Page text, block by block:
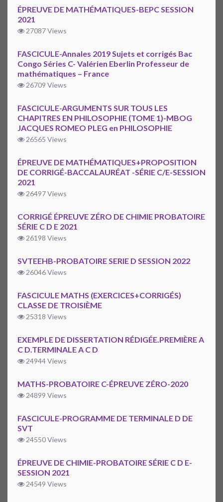
ÉPREUVE DE MATHÉMATIQUES-BEPC SESSION
2021
27087 Views
FASCICULE-Annales 2019 Sujets et corrigés Bac
Congo Séries C- Valérien Eberlin Professeur de
mathématiques – France
26709 Views
FASCICULE-ARGUMENTS SUR TOUS LES
CHAPITRES EN PHILOSOPHIE (TOME 1)-MBOG
JACQUES ROMEO PLEG en PHILOSOPHIE
26565 Views
ÉPREUVE DE MATHÉMATIQUES+PROPOSITION
DE CORRIGÉ-BACCALAURÉAT -SÉRIE C/E-SESSION
2021
26497 Views
CORRIGÉ ÉPREUVE ZÉRO DE CHIMIE PROBATOIRE
SÉRIE C D E 2021
26198 Views
SVTEEHB-PROBATOIRE SERIE D SESSION 2022
26046 Views
FASCICULE MATHS (EXERCICES+CORRIGÉS)
CLASSE DE TROISIÈME
25318 Views
EXEMPLE DE DISSERTATION RÉDIGÉE.PREMIÈRE A
C D.TERMINALE A C D
24944 Views
MATHS-PROBATOIRE C-ÉPREUVE ZÉRO-2020
24899 Views
FASCICULE-PROGRAMME DE TERMINALE D DE
SVT
24550 Views
ÉPREUVE DE CHIMIE-PROBATOIRE SÉRIE C D E-
SESSION 2021
24549 Views